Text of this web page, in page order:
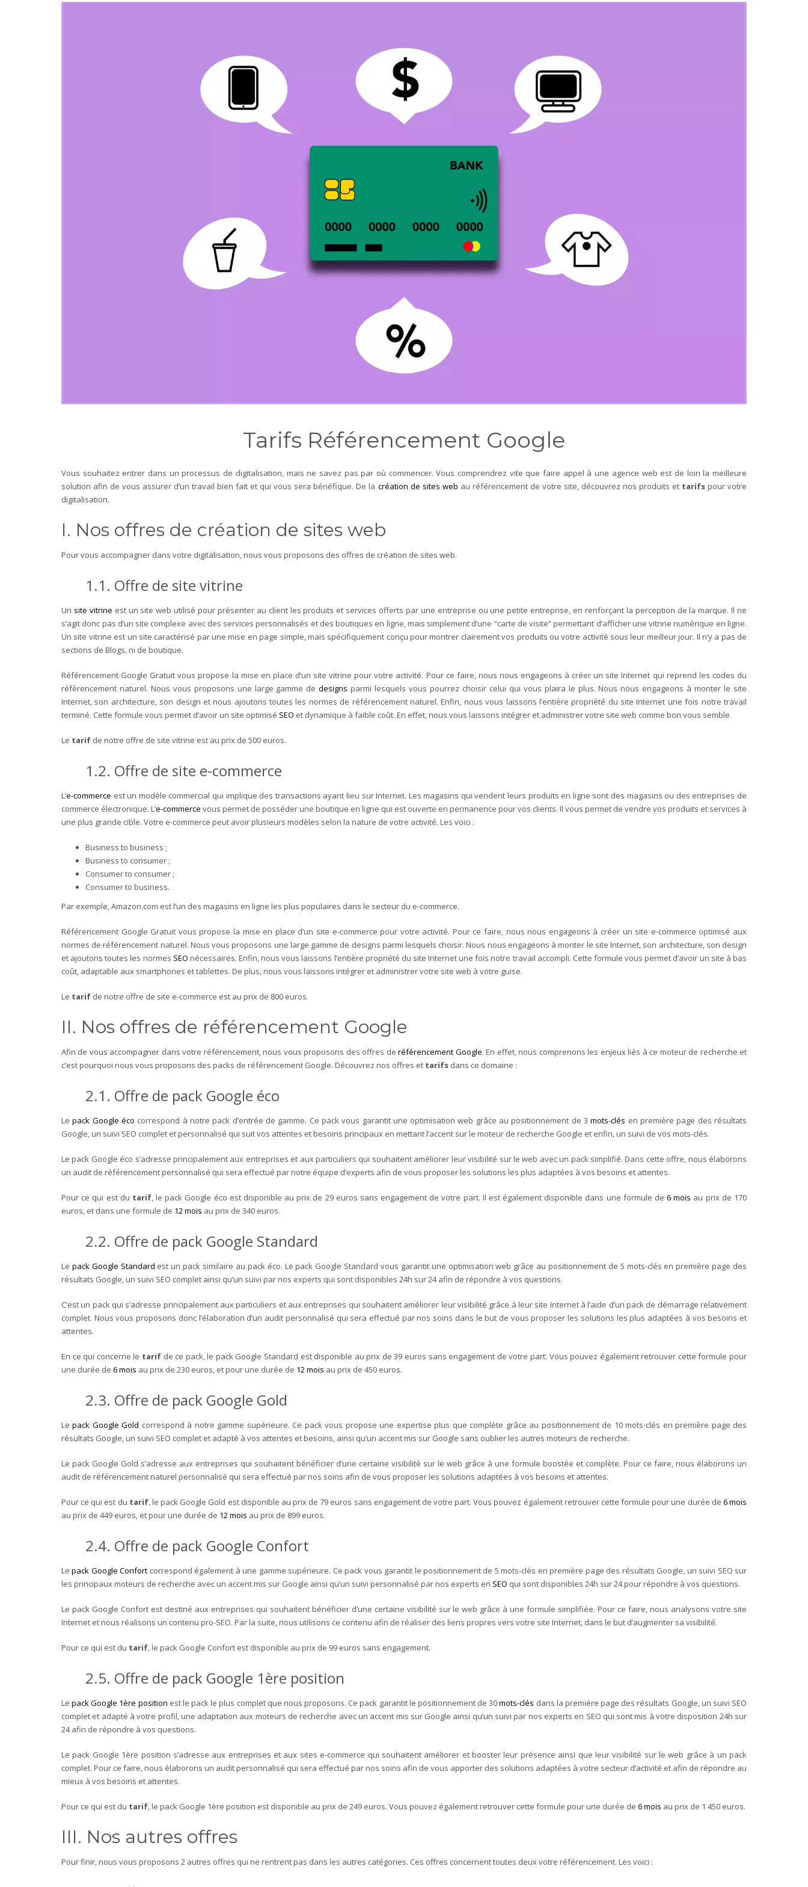
Tarifs Référencement Google
Vous souhaitez entrer dans un processus de digitalisation, mais ne savez pas par où commencer. Vous comprendrez vite que faire appel à une agence web est de loin la meilleure
solution afin de vous assurer d’un travail bien fait et qui vous sera bénéfique.De la création de sites web au référencement de votre site, découvrez nos produits et tarifspour votre
digitalisation.
I. Nos offres de création de sites web
Pour vous accompagner dans votre digitalisation, nous vous proposons des offres de création de sites web.
1.1. Offre de site vitrine
Un site vitrine est un site web utilisé pour présenter au client les produits et services offerts par une entreprise ou une petite entreprise, en renforçant la perception de la marque. Il ne
s’agit donc pas d’un site complexe avec des services personnalisés et des boutiques en ligne, mais simplement d’une “carte de visite” permettant d’afficher une vitrine numérique en ligne.
Un site vitrine est un site caractérisé par une mise en page simple, mais spécifiquement conçu pour montrer clairement vos produits ou votre activité sous leur meilleur jour. Il n’y a pas de
sections de Blogs, ni de boutique.
Référencement Google Gratuit vous propose la mise en place d’un site vitrine pour votre activité. Pour ce faire, nous nous engageons à créer un site Internet qui reprend les codes du
référencement naturel. Nous vous proposons une large gamme dedesigns parmi lesquels vous pourrez choisir celui qui vous plaira le plus. Nous nous engageons à monter le site
Internet, son architecture, son design et nous ajoutons toutes les normes de référencement naturel. Enfin, nous vous laissons l’entière propriété du site Internet une fois notre travail
terminé. Cette formule vous permet d’avoir un site optimisé SEO et dynamique à faible coût. En effet, nous vous laissons intégrer et administrer votre site web comme bon vous semble.
Le tarif de notre offre de site vitrine est au prix de 500 euros.
1.2. Offre de site e-commerce
L’e-commerce est un modèle commercial qui implique des transactions ayant lieu sur Internet. Les magasins qui vendent leurs produits en ligne sont des magasins ou des entreprises de
commerce électronique. L’e-commerce vous permet de posséder une boutique en ligne qui est ouverte en permanence pour vos clients. Il vous permet de vendre vos produits et services à
une plus grande cible. Votre e-commerce peut avoir plusieurs modèles selon la nature de votre activité. Les voici :
Business to business ;
Business to consumer ;
Consumer to consumer ;
Consumer to business.
Par exemple, Amazon.com est l’un des magasins en ligne les plus populaires dans le secteur du e-commerce.
Référencement Google Gratuit vous propose la mise en place d’un site e-commerce pour votre activité. Pour ce faire, nous nous engageons à créer un site e-commerce optimisé aux
normes de référencement naturel. Nous vous proposons une large gamme de designs parmi lesquels choisir. Nous nous engageons à monter le site Internet, son architecture, son design
et ajoutons toutes les normes SEO nécessaires. Enfin, nous vous laissons l’entière propriété du site Internet une fois notre travail accompli. Cette formule vous permet d’avoir un site à bas
coût, adaptable aux smartphones et tablettes. De plus, nous vous laissons intégrer et administrer votre site web à votre guise.
Le tarif de notre offre de site e-commerce est au prix de 800 euros.
II. Nos offres de référencement Google
Afin de vous accompagner dans votre référencement, nous vous proposons des offres deréférencement Google. En effet, nous comprenons les enjeux liés à ce moteur de recherche et
c’est pourquoi nous vous proposons des packs de référencement Google. Découvrez nos offres et tarifs dans ce domaine :
2.1. Offre de pack Google éco
Lepack Google éco correspond à notre pack d’entrée de gamme. Ce pack vous garantit une optimisation web grâce au positionnement de 3mots-clés en première page des résultats
Google, un suivi SEO complet et personnalisé qui suit vos attentes et besoins principaux en mettant l’accent sur le moteur de recherche Google et enfin, un suivi de vos mots-clés.
Le pack Google éco s’adresse principalement aux entreprises et aux particuliers qui souhaitent améliorer leur visibilité sur le web avec un pack simplifié. Dans cette offre, nous élaborons
un audit de référencement personnalisé qui sera effectué par notre équipe d’experts afin de vous proposer les solutions les plus adaptées à vos besoins et attentes.
Pour ce qui est du tarif, le pack Google éco est disponible au prix de 29 euros sans engagement de votre part. Il est également disponible dans une formule de6 mois au prix de 170
euros, et dans une formule de 12 mois au prix de 340 euros.
2.2. Offre de pack Google Standard
Le pack Google Standard est un pack similaire au pack éco. Le pack Google Standard vous garantit une optimisation web grâce au positionnement de 5 mots-clés en première page des
résultats Google, un suivi SEO complet ainsi qu’un suivi par nos experts qui sont disponibles 24h sur 24 afin de répondre à vos questions.
C’est un pack qui s’adresse principalement aux particuliers et aux entreprises qui souhaitent améliorer leur visibilité grâce à leur site Internet à l’aide d’un pack de démarrage relativement
complet. Nous vous proposons donc l’élaboration d’un audit personnalisé qui sera effectué par nos soins dans le but de vous proposer les solutions les plus adaptées à vos besoins et
attentes.
En ce qui concerne le tarif de ce pack, le pack Google Standard est disponible au prix de 39 euros sans engagement de votre part. Vous pouvez également retrouver cette formule pour
une durée de 6 mois au prix de 230 euros, et pour une durée de 12 mois au prix de 450 euros.
2.3. Offre de pack Google Gold
Lepack Google Gold correspond à notre gamme supérieure. Ce pack vous propose une expertise plus que complète grâce au positionnement de 10 mots-clés en première page des
résultats Google, un suivi SEO complet et adapté à vos attentes et besoins, ainsi qu’un accent mis sur Google sans oublier les autres moteurs de recherche.
Le pack Google Gold s’adresse aux entreprises qui souhaitent bénéficier d’une certaine visibilité sur le web grâce à une formule boostée et complète. Pour ce faire, nous élaborons un
audit de référencement naturel personnalisé qui sera effectué par nos soins afin de vous proposer les solutions adaptées à vos besoins et attentes.
Pour ce qui est du tarif, le pack Google Gold est disponible au prix de 79 euros sans engagement de votre part. Vous pouvez également retrouver cette formule pour une durée de 6 mois
au prix de 449 euros, et pour une durée de 12 mois au prix de 899 euros.
2.4. Offre de pack Google Confort
Lepack Google Confort correspond également à une gamme supérieure. Ce pack vous garantit le positionnement de 5 mots-clés en première page des résultats Google, un suivi SEO sur
les principaux moteurs de recherche avec un accent mis sur Google ainsi qu’un suivi personnalisé par nos experts en SEO qui sont disponibles 24h sur 24 pour répondre à vos questions.
Le pack Google Confort est destiné aux entreprises qui souhaitent bénéficier d’une certaine visibilité sur le web grâce à une formule simplifiée. Pour ce faire, nous analysons votre site
Internet et nous réalisons un contenu pro-SEO. Par la suite, nous utilisons ce contenu afin de réaliser des liens propres vers votre site Internet, dans le but d’augmenter sa visibilité.
Pour ce qui est du tarif, le pack Google Confort est disponible au prix de 99 euros sans engagement.
2.5. Offre de pack Google 1ère position
Lepack Google 1ère position est le pack le plus complet que nous proposons. Ce pack garantit le positionnement de 30mots-clés dans la première page des résultats Google, un suivi SEO
complet et adapté à votre profil, une adaptation aux moteurs de recherche avec un accent mis sur Google ainsi qu’un suivi par nos experts en SEO qui sont mis à votre disposition 24h sur
24 afin de répondre à vos questions.
Le pack Google 1ère position s’adresse aux entreprises et aux sites e-commerce qui souhaitent améliorer et booster leur présence ainsi que leur visibilité sur le web grâce à un pack
complet. Pour ce faire, nous élaborons un audit personnalisé qui sera effectué par nos soins afin de vous apporter des solutions adaptées à votre secteur d’activité et afin de répondre au
mieux à vos besoins et attentes.
Pour ce qui est du tarif, le pack Google 1ère position est disponible au prix de 249 euros. Vous pouvez également retrouver cette formule pour une durée de 6 mois au prix de 1 450 euros.
III. Nos autres offres
Pour finir, nous vous proposons 2 autres offres qui ne rentrent pas dans les autres catégories. Ces offres concernent toutes deux votre référencement. Les voici :